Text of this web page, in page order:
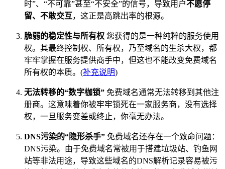
时”、“不可靠”甚至“不安全”的信号，导致用户不愿停
留、不敢交互，这正是高跳出率的根源。
脆弱的稳定性与所有权 您获得的是一种纯粹的服务使用
权。其最终控制权、所有权，乃至域名的生杀大权，都
牢牢掌握在服务提供商手中，但这也不能改变免费域名
所有权的本质。(补充说明)
无法转移的“数字枷锁” 免费域名通常无法转移到其他注
册商。这意味着你被牢牢锁死在一家服务商，没有选择
权，一旦服务变差或终止，你毫无办法。
DNS污染的“隐形杀手” 免费域名还存在一个致命问题：
DNS污染。由于免费域名常被用于搭建垃圾站、钓鱼网
站等非法用途，导致这些域名的DNS解析记录容易被污